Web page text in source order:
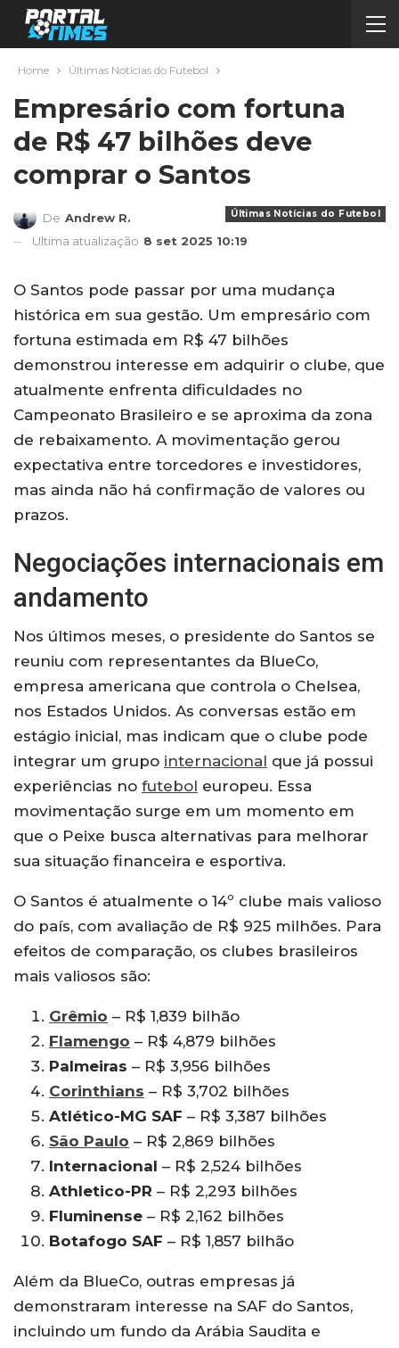
Home Últimas Notícias do Futebol
Empresário com fortuna
de R$ 47 bilhões deve
comprar o Santos
Últimas Notícias do Futebol
De Andrew R.
Ultima atualização 8 set 2025 10:19
O Santos pode passar por uma mudança
histórica em sua gestão. Um empresário com
fortuna estimada em R$ 47 bilhões
demonstrou interesse em adquirir o clube, que
atualmente enfrenta dificuldades no
Campeonato Brasileiro e se aproxima da zona
de rebaixamento. A movimentação gerou
expectativa entre torcedores e investidores,
mas ainda não há confirmação de valores ou
prazos.
Negociações internacionais em
andamento
Nos últimos meses, o presidente do Santos se
reuniu com representantes da BlueCo,
empresa americana que controla o Chelsea,
nos Estados Unidos. As conversas estão em
estágio inicial, mas indicam que o clube pode
integrar um grupo internacional que já possui
experiências no futebol europeu. Essa
movimentação surge em um momento em
que o Peixe busca alternativas para melhorar
sua situação financeira e esportiva.
O Santos é atualmente o 14º clube mais valioso
do país, com avaliação de R$ 925 milhões. Para
efeitos de comparação, os clubes brasileiros
mais valiosos são:
Grêmio – R$ 1,839 bilhão
Flamengo – R$ 4,879 bilhões
Palmeiras – R$ 3,956 bilhões
Corinthians – R$ 3,702 bilhões
Atlético-MG SAF – R$ 3,387 bilhões
São Paulo – R$ 2,869 bilhões
Internacional – R$ 2,524 bilhões
Athletico-PR – R$ 2,293 bilhões
Fluminense – R$ 2,162 bilhões
Botafogo SAF – R$ 1,857 bilhão
Além da BlueCo, outras empresas já
demonstraram interesse na SAF do Santos,
incluindo um fundo da Arábia Saudita e